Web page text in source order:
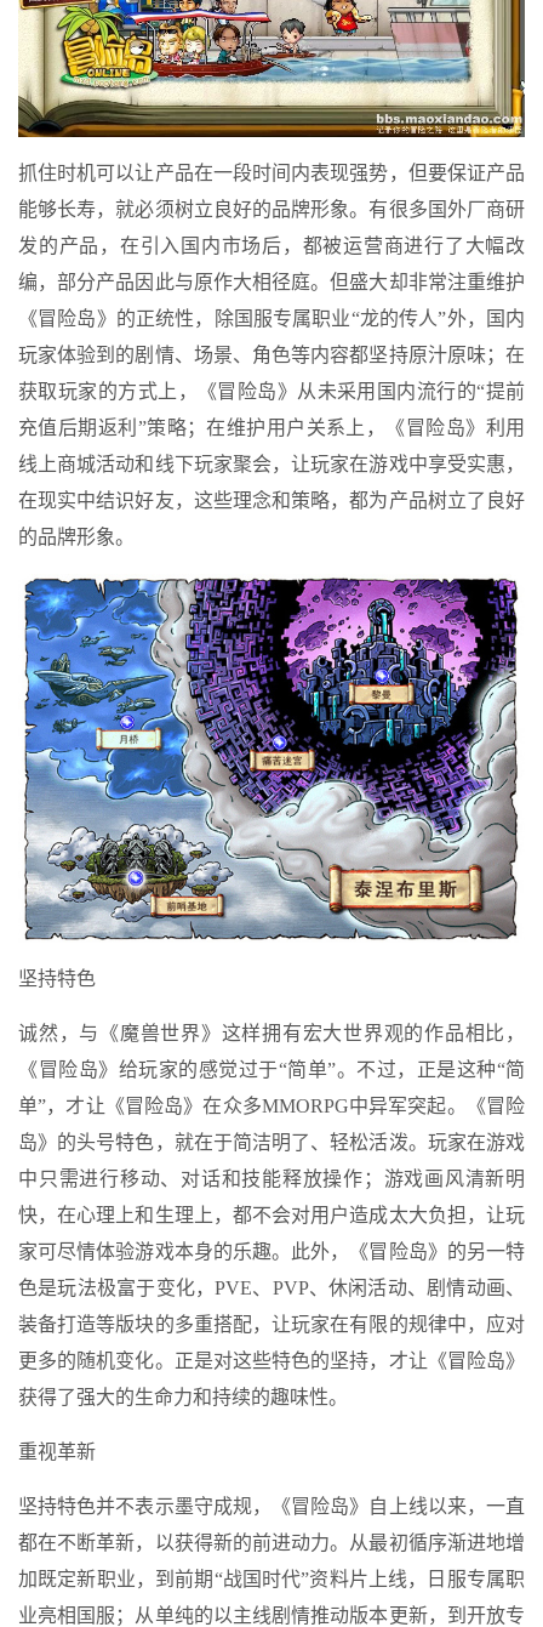
抓住时机可以让产品在一段时间内表现强势，但要保证产品
能够长寿，就必须树立良好的品牌形象。有很多国外厂商研
发的产品，在引入国内市场后，都被运营商进行了大幅改
编，部分产品因此与原作大相径庭。但盛大却非常注重维护
《冒险岛》的正统性，除国服专属职业“龙的传人”外，国内
玩家体验到的剧情、场景、角色等内容都坚持原汁原味；在
获取玩家的方式上，《冒险岛》从未采用国内流行的“提前
充值后期返利”策略；在维护用户关系上，《冒险岛》利用
线上商城活动和线下玩家聚会，让玩家在游戏中享受实惠，
在现实中结识好友，这些理念和策略，都为产品树立了良好
的品牌形象。
坚持特色
诚然，与《魔兽世界》这样拥有宏大世界观的作品相比，
《冒险岛》给玩家的感觉过于“简单”。不过，正是这种“简
单”，才让《冒险岛》在众多MMORPG中异军突起。《冒险
岛》的头号特色，就在于简洁明了、轻松活泼。玩家在游戏
中只需进行移动、对话和技能释放操作；游戏画风清新明
快，在心理上和生理上，都不会对用户造成太大负担，让玩
家可尽情体验游戏本身的乐趣。此外，《冒险岛》的另一特
色是玩法极富于变化，PVE、PVP、休闲活动、剧情动画、
装备打造等版块的多重搭配，让玩家在有限的规律中，应对
更多的随机变化。正是对这些特色的坚持，才让《冒险岛》
获得了强大的生命力和持续的趣味性。
重视革新
坚持特色并不表示墨守成规，《冒险岛》自上线以来，一直
都在不断革新，以获得新的前进动力。从最初循序渐进地增
加既定新职业，到前期“战国时代”资料片上线，日服专属职
业亮相国服；从单纯的以主线剧情推动版本更新，到开放专